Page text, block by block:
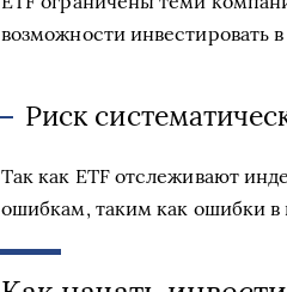
возможности инвестировать
Риск
Так как ETF отслеживают
ошибкам, таким как ошибки в